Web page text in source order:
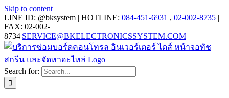
Skip to content
LINE ID: @bksystem | HOTLINE: 084-451-6931 , 02-002-8735 |
FAX: 02-002-
8734|SERVICE@BKELECTRONICSSYSTEM.COM
Search for: